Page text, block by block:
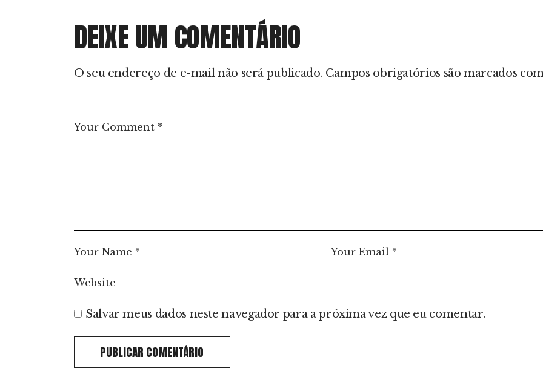
DEIXE UM COMENTÁRIO
O seu endereço de e-mail não será publicado. Campos obrigatórios são marcados
Salvar meus dados neste navegador para a próxima vez que eu comentar.
PUBLICAR COMENTÁRIO